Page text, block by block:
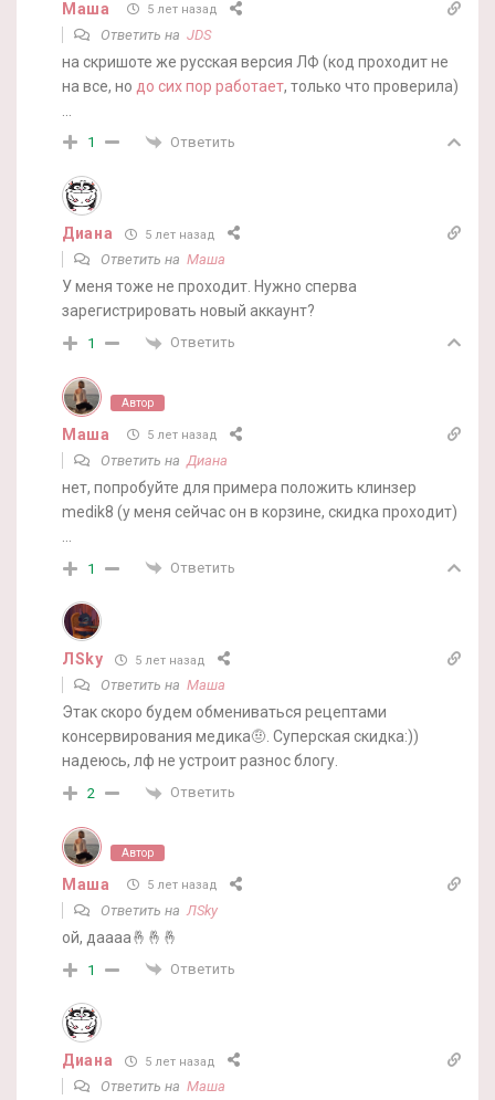
Маша 5 лет назад
Ответить на JDS
на скришоте же русская версия ЛФ (код проходит не
на все, но до сих пор работает, только что проверила)
1 Ответить
Диана 5 лет назад
Ответить на Маша
У меня тоже не проходит. Нужно сперва
зарегистрировать новый аккаунт?
1 Ответить
Автор
Маша 5 лет назад
Ответить на Диана
нет, попробуйте для примера положить клинзер
medik8 (у меня сейчас он в корзине, скидка проходит)
1 Ответить
ЛSky 5 лет назад
Ответить на Маша
Этак скоро будем обмениваться рецептами
консервирования медика🤨. Суперская скидка:))
надеюсь, лф не устроит разнос блогу.
2 Ответить
Автор
Маша 5 лет назад
Ответить на ЛSky
ой, даааа🤞🤞🤞
1 Ответить
Диана 5 лет назад
Ответить на Маша